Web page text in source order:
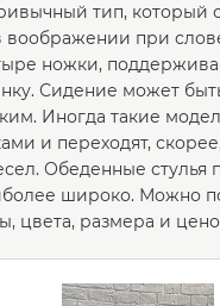
тип, который
воображении при
ножки,
Сидение может
Иногда такие
и переходят,
Обеденные стулья
широко. Можно
цвета, размера и